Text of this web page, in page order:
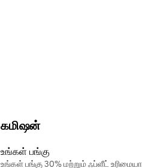
கமிஷன்
உங்கள் பங்கு
உங்கள் பங்கு 30% மற்றும் ஃப்ளீட்